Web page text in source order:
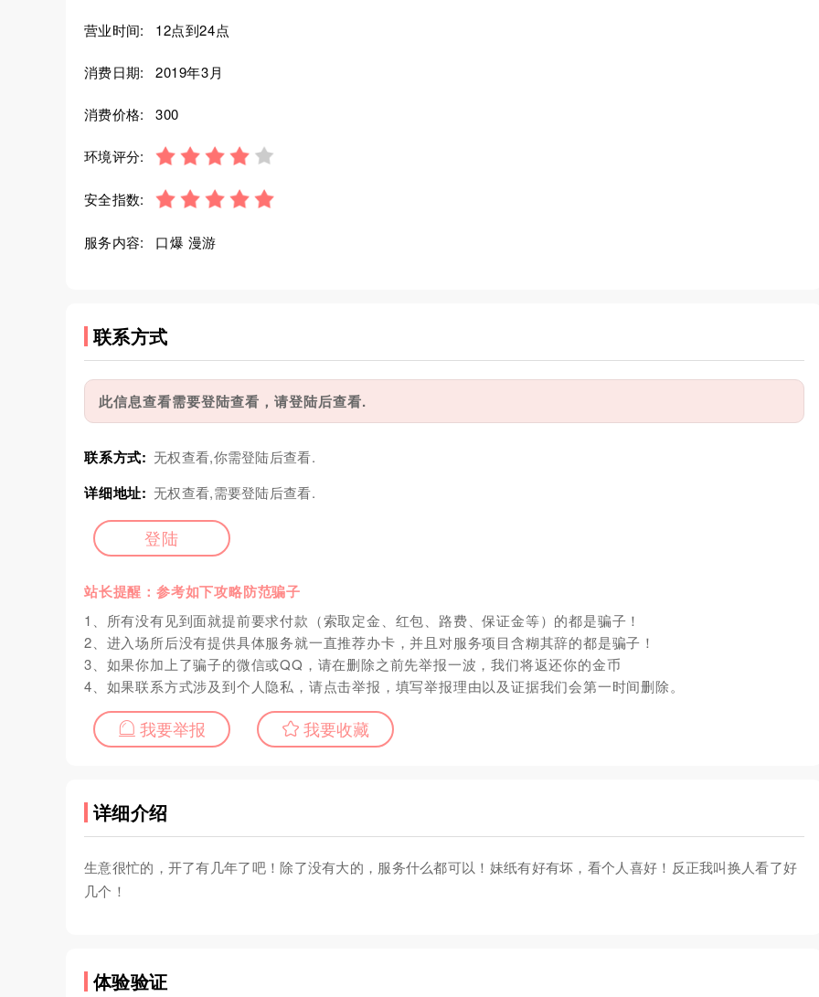
营业时间: 12点到24点
消费日期: 2019年3月
消费价格: 300
环境评分:
安全指数:
服务内容: 口爆 漫游
联系方式
此信息查看需要登陆查看，请登陆后查看.
联系方式: 无权查看,你需登陆后查看.
详细地址: 无权查看,需要登陆后查看.
登陆
站长提醒：参考如下攻略防范骗子
1、所有没有见到面就提前要求付款（索取定金、红包、路费、保证金等）的都是骗子！
2、进入场所后没有提供具体服务就一直推荐办卡，并且对服务项目含糊其辞的都是骗子！
3、如果你加上了骗子的微信或QQ，请在删除之前先举报一波，我们将返还你的金币
4、如果联系方式涉及到个人隐私，请点击举报，填写举报理由以及证据我们会第一时间删除。
我要举报 我要收藏
详细介绍
生意很忙的，开了有几年了吧！除了没有大的，服务什么都可以！妹纸有好有坏，看个人喜好！反正我叫换人看了好
几个！
体验验证